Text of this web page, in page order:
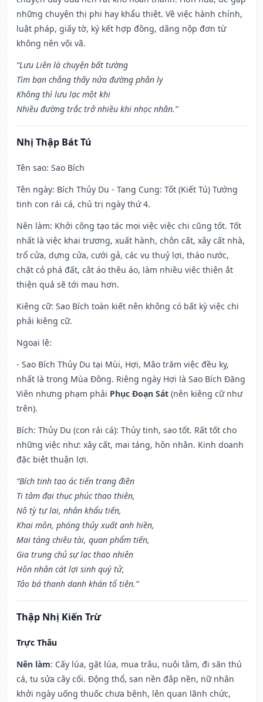
những chuyện thị phi hay khẩu thiệt. Về việc hành chính,
luật pháp, giấy tờ, ký kết hợp đồng, dâng nộp đơn từ
không nên vội vã.
“Lưu Liên là chuyện bất tường
Tìm bạn chẳng thấy nửa đường phân ly
Không thì lưu lạc một khi
Nhiều đường trắc trở nhiều khi nhọc nhằn.”
Nhị Thập Bát Tú
Tên sao: Sao Bích
Tên ngày: Bích Thủy Du - Tang Cung: Tốt (Kiết Tú) Tướng
tinh con rái cá, chủ trị ngày thứ 4.
Nên làm: Khởi công tạo tác mọi việc việc chi cũng tốt. Tốt
nhất là việc khai trương, xuất hành, chôn cất, xây cất nhà,
trổ cửa, dựng cửa, cưới gả, các vụ thuỷ lợi, tháo nước,
chặt cỏ phá đất, cắt áo thêu áo, làm nhiều việc thiện ắt
thiện quả sẽ tới mau hơn.
Kiêng cữ: Sao Bích toàn kiết nên không có bất kỳ việc chi
phải kiêng cữ.
Ngoại lệ:
- Sao Bích Thủy Du tại Mùi, Hợi, Mão trăm việc đều kỵ,
nhất là trong Mùa Đông. Riêng ngày Hợi là Sao Bích Đăng
Viên nhưng phạm phải Phục Đoạn Sát (nên kiêng cữ như
trên).
Bích: Thủy Du (con rái cá): Thủy tinh, sao tốt. Rất tốt cho
những việc như: xây cất, mai táng, hôn nhân. Kinh doanh
đặc biệt thuận lợi.
“Bích tinh tạo ác tiến trang điền
Ti tâm đại thục phúc thao thiên,
Nô tỳ tự lai, nhân khẩu tiến,
Khai môn, phóng thủy xuất anh hiền,
Mai táng chiêu tài, quan phẩm tiến,
Gia trung chủ sự lạc thao nhiên
Hôn nhân cát lợi sinh quý tử,
Tảo bá thanh danh khán tổ tiên.”
Thập Nhị Kiến Trừ
Trực Thâu
Nên làm: Cấy lúa, gặt lúa, mua trâu, nuôi tằm, đi săn thú
cá, tu sửa cây cối. Động thổ, san nền đắp nền, nữ nhân
khởi ngày uống thuốc chưa bệnh, lên quan lãnh chức,